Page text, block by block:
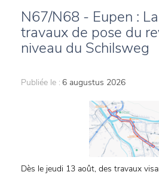
N67/N68 - Eupen :
travaux de pose du
niveau du Schilsweg
Publiée le : 6 augustus 2026
Dès le jeudi 13 août, des travaux